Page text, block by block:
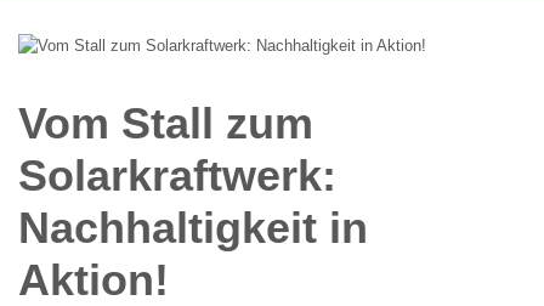
Vom Stall zum
Solarkraftwerk:
Nachhaltigkeit in
Aktion!